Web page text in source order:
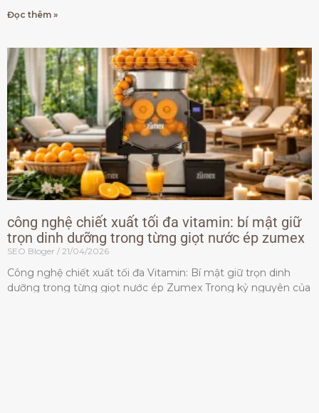
Đọc thêm »
công nghệ chiết xuất tối đa vitamin: bí mật giữ
trọn dinh dưỡng trong từng giọt nước ép zumex
SEO Bloger 21/04/2026
Công nghệ chiết xuất tối đa Vitamin: Bí mật giữ trọn dinh
dưỡng trong từng giọt nước ép Zumex Trong kỷ nguyên của